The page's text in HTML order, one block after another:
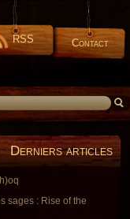
RSS Contact
Derniers articles
sages : Rise of the